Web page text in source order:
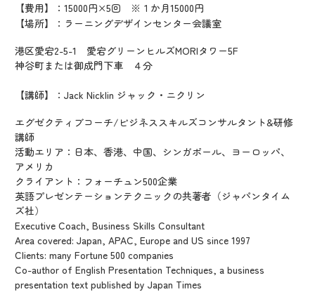
【費用】：15000円×5回 ※１か月15000円
【場所】：ラーニングデザインセンター会議室
港区愛宕2-5-1 愛宕グリーンヒルズMORIタワー5F
神谷町または御成門下車 ４分
【講師】：Jack Nicklin ジャック・ニクリン
エグゼクティブコーチ/ビジネススキルズコンサルタント&研修
講師
活動エリア：日本、香港、中国、シンガポール、ヨーロッパ、
アメリカ
クライアント：フォーチュン500企業
英語プレゼンテーションテクニックの共著者（ジャパンタイム
ズ社）
Executive Coach, Business Skills Consultant
Area covered: Japan, APAC, Europe and US since 1997
Clients: many Fortune 500 companies
Co-author of English Presentation Techniques, a business
presentation text published by Japan Times